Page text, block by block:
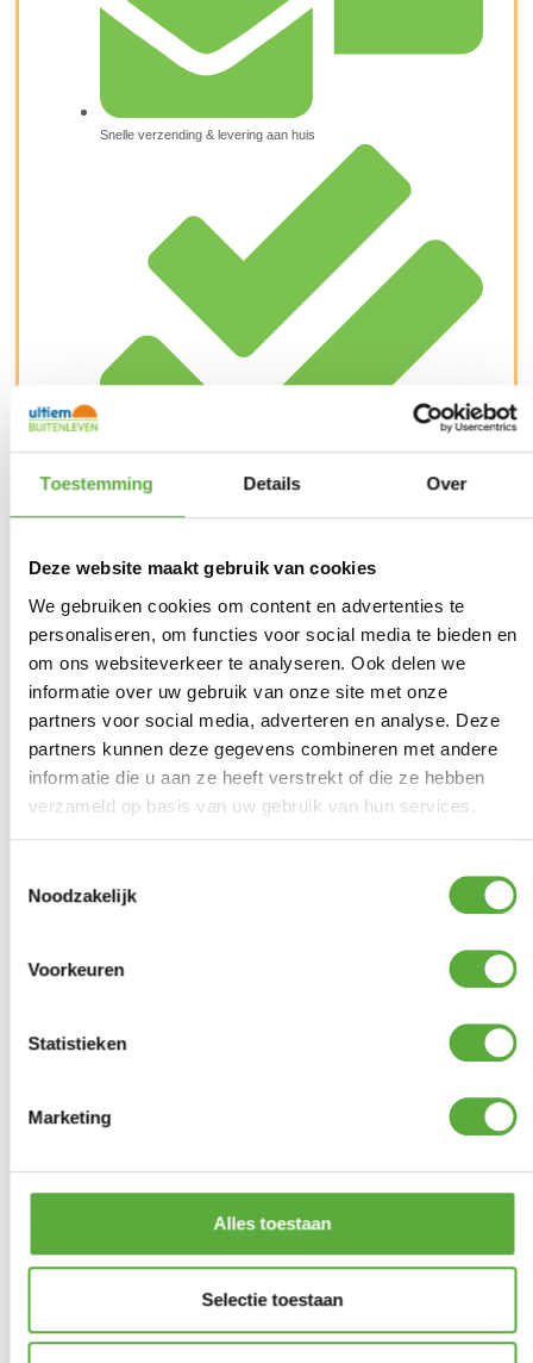
Toestemming Details Over
Deze website maakt gebruik van cookies
We gebruiken cookies om content en advertenties te
personaliseren, om functies voor social media te bieden en
om ons websiteverkeer te analyseren. Ook delen we
informatie over uw gebruik van onze site met onze
partners voor social media, adverteren en analyse. Deze
partners kunnen deze gegevens combineren met andere
informatie die u aan ze heeft verstrekt of die ze hebben
verzameld op basis van uw gebruik van hun services.
Noodzakelijk
Voorkeuren
Statistieken
Marketing
Alles toestaan
Selectie toestaan
Snelle verzending & levering aan huis
SKUHCENCRI-02Categorieën Terrasverwarmers
Merk Happy Cocooning
Kleur
Materiaal Composiet
Lengte 41 cm
Breedte
SKU